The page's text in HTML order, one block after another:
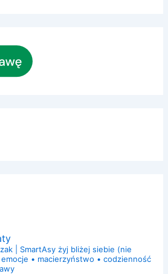
| SmartAsy żyj bliżej siebie (nie
emocje • macierzyństwo • codzienność